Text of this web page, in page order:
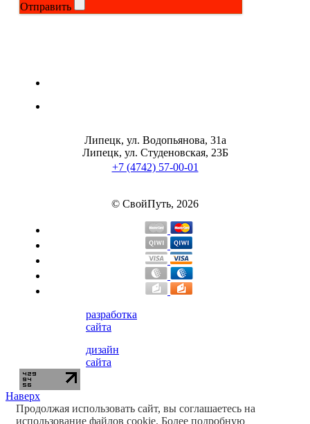
Отправить
Липецк, ул. Водопьянова, 31а
Липецк, ул. Студеновская, 23Б
+7 (4742) 57-00-01
© СвойПуть, 2026
разработка
сайта
дизайн
сайта
Наверх
Продолжая использовать сайт, вы соглашаетесь на
использование файлов cookie. Более подробную